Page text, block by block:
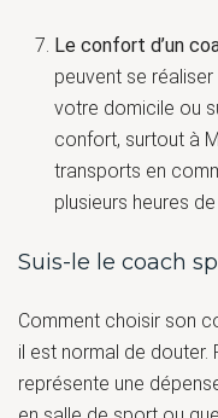
Le confort d’un
peuvent se
votre domicile ou
confort, surtout à
transports en
plusieurs heures
Suis-le le coach
Comment choisir son
il est normal de
représente une